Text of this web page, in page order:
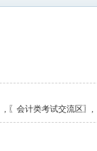
, 〖会计类考试交流区〗 ,